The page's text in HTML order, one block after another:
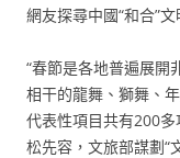
網友探尋中國“和合”
“春節是各地普遍展開
相干的龍舞、獅舞、
代表性項目共有200
松先容，文旅部謀劃